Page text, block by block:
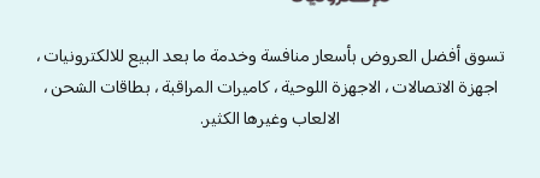
تسوق أفضل العروض بأسعار منافسة وخدمة ما بعد البيع للالكترونيات ،
اجهزة الاتصالات ، الاجهزة اللوحية ، كاميرات المراقبة ، بطاقات الشحن ،
الالعاب وغيرها الكثير.